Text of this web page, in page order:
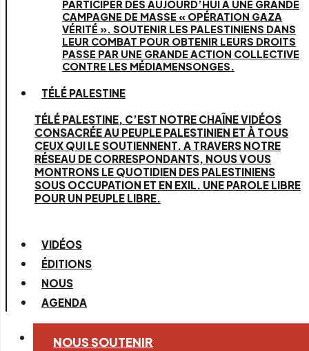
PARTICIPER DÈS AUJOURD’HUI À UNE GRANDE
CAMPAGNE DE MASSE « OPÉRATION GAZA
VÉRITÉ ». SOUTENIR LES PALESTINIENS DANS
LEUR COMBAT POUR OBTENIR LEURS DROITS
PASSE PAR UNE GRANDE ACTION COLLECTIVE
CONTRE LES MÉDIAMENSONGES.
TÉLÉ PALESTINE
TÉLÉ PALESTINE, C’EST NOTRE CHAÎNE VIDÉOS
CONSACRÉE AU PEUPLE PALESTINIEN ET À TOUS
CEUX QUI LE SOUTIENNENT. A TRAVERS NOTRE
RÉSEAU DE CORRESPONDANTS, NOUS VOUS
MONTRONS LE QUOTIDIEN DES PALESTINIENS
SOUS OCCUPATION ET EN EXIL. UNE PAROLE LIBRE
POUR UN PEUPLE LIBRE.
VIDÉOS
ÉDITIONS
NOUS
AGENDA
NOUS SOUTENIR